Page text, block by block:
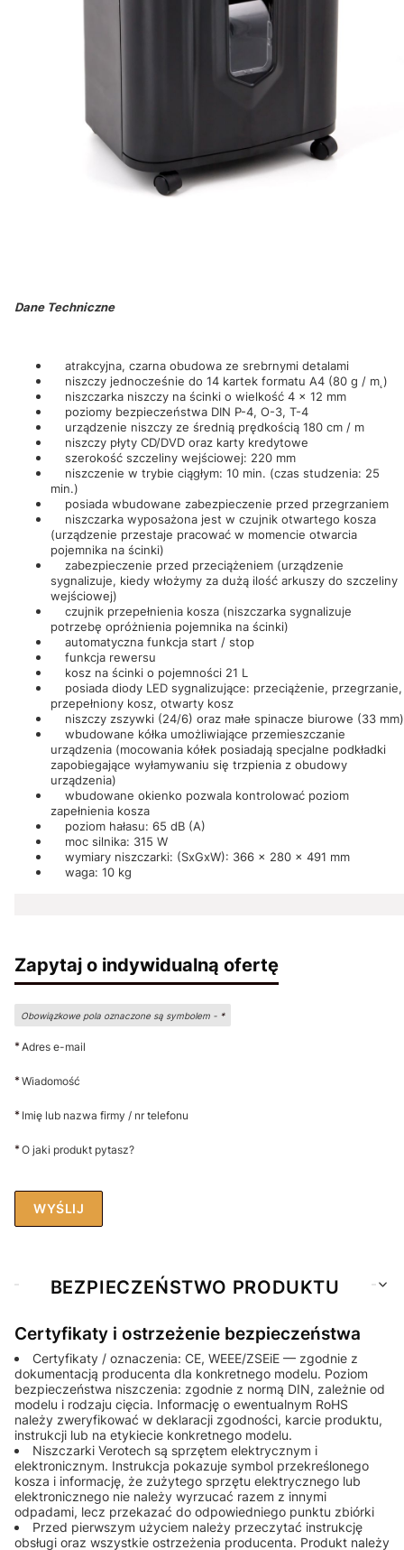
Dane Techniczne
atrakcyjna, czarna obudowa ze srebrnymi detalami
niszczy jednocześnie do 14 kartek formatu A4 (80 g / m˛)
niszczarka niszczy na ścinki o wielkość 4 x 12 mm
poziomy bezpieczeństwa DIN P-4, O-3, T-4
urządzenie niszczy ze średnią prędkością 180 cm / m
niszczy płyty CD/DVD oraz karty kredytowe
szerokość szczeliny wejściowej: 220 mm
niszczenie w trybie ciągłym: 10 min. (czas studzenia: 25
min.)
posiada wbudowane zabezpieczenie przed przegrzaniem
niszczarka wyposażona jest w czujnik otwartego kosza
(urządzenie przestaje pracować w momencie otwarcia
pojemnika na ścinki)
zabezpieczenie przed przeciążeniem (urządzenie
sygnalizuje, kiedy włożymy za dużą ilość arkuszy do szczeliny
wejściowej)
czujnik przepełnienia kosza (niszczarka sygnalizuje
potrzebę opróżnienia pojemnika na ścinki)
automatyczna funkcja start / stop
funkcja rewersu
kosz na ścinki o pojemności 21 L
posiada diody LED sygnalizujące: przeciążenie, przegrzanie,
przepełniony kosz, otwarty kosz
niszczy zszywki (24/6) oraz małe spinacze biurowe (33 mm)
wbudowane kółka umożliwiające przemieszczanie
urządzenia (mocowania kółek posiadają specjalne podkładki
zapobiegające wyłamywaniu się trzpienia z obudowy
urządzenia)
wbudowane okienko pozwala kontrolować poziom
zapełnienia kosza
poziom hałasu: 65 dB (A)
moc silnika: 315 W
wymiary niszczarki: (SxGxW): 366 x 280 x 491 mm
waga: 10 kg
Zapytaj o indywidualną ofertę
Obowiązkowe pola oznaczone są symbolem - *
*Adres e-mail
*Wiadomość
* Imię lub nazwa firmy / nr telefonu
*O jaki produkt pytasz?
WYŚLIJ
BEZPIECZEŃSTWO PRODUKTU
Certyfikaty i ostrzeżenie bezpieczeństwa
Certyfikaty / oznaczenia: CE, WEEE/ZSEiE — zgodnie z
dokumentacją producenta dla konkretnego modelu. Poziom
bezpieczeństwa niszczenia: zgodnie z normą DIN, zależnie od
modelu i rodzaju cięcia. Informację o ewentualnym RoHS
należy zweryfikować w deklaracji zgodności, karcie produktu,
instrukcji lub na etykiecie konkretnego modelu.
Niszczarki Verotech są sprzętem elektrycznym i
elektronicznym. Instrukcja pokazuje symbol przekreślonego
kosza i informację, że zużytego sprzętu elektrycznego lub
elektronicznego nie należy wyrzucać razem z innymi
odpadami, lecz przekazać do odpowiedniego punktu zbiórki
Przed pierwszym użyciem należy przeczytać instrukcję
obsługi oraz wszystkie ostrzeżenia producenta. Produkt należy